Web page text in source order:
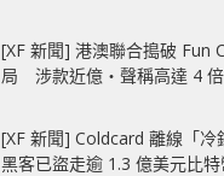
[XF 新聞] 港澳聯合搗破 Fun
局 涉款近億‧聲稱高達 4
[XF 新聞] Coldcard 離線「
黑客已盜走逾 1.3 億美元比